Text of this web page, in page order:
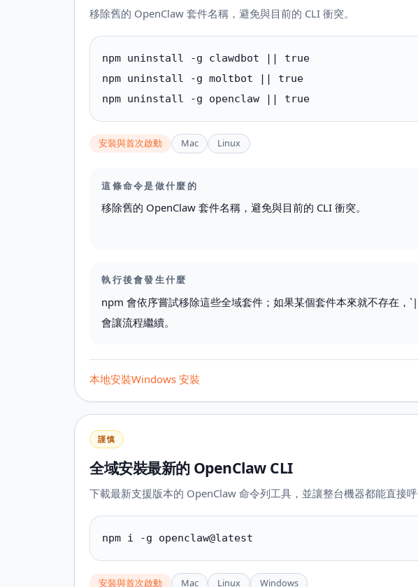
移除舊的 OpenClaw 套件名稱，避免與目前的 CLI 衝突。
npm uninstall -g clawdbot || true
npm uninstall -g moltbot || true
npm uninstall -g openclaw || true
安裝與首次啟動 Mac Linux
這條命令是做什麼的
移除舊的 OpenClaw 套件名稱，避免與目前的 CLI 衝突。
執行後會發生什麼
npm 會依序嘗試移除這些全域套件；如果某個套件本來就不存在，
會讓流程繼續。
本地安裝Windows 安裝
謹慎
全域安裝最新的 OpenClaw CLI
下載最新支援版本的 OpenClaw 命令列工具，並讓整台機器都能直接呼
npm i -g openclaw@latest
安裝與首次啟動 Mac Linux Windows